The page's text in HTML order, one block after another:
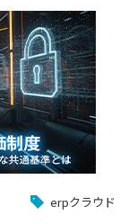
erpクラウド